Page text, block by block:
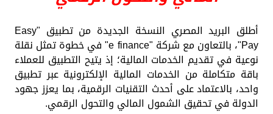
أطلق البريد المصري النسخة الجديدة من تطبيق "Easy
Pay"، بالتعاون مع شركة "e finance" في خطوة تمثل نقلة
نوعية في تقديم الخدمات المالية؛ إذ يتيح التطبيق للعملاء
باقة متكاملة من الخدمات المالية الإلكترونية عبر تطبيق
واحد، بالاعتماد على أحدث التقنيات الرقمية، بما يعزز جهود
الدولة في تحقيق الشمول المالي والتحول الرقمي.